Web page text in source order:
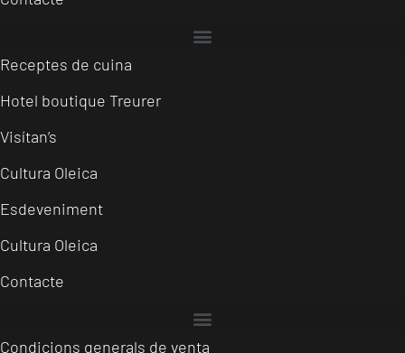
Receptes de cuina
Hotel boutique Treurer
Visítan’s
Cultura Oleica
Esdeveniment
Cultura Oleica
Contacte
Condicions generals de venta